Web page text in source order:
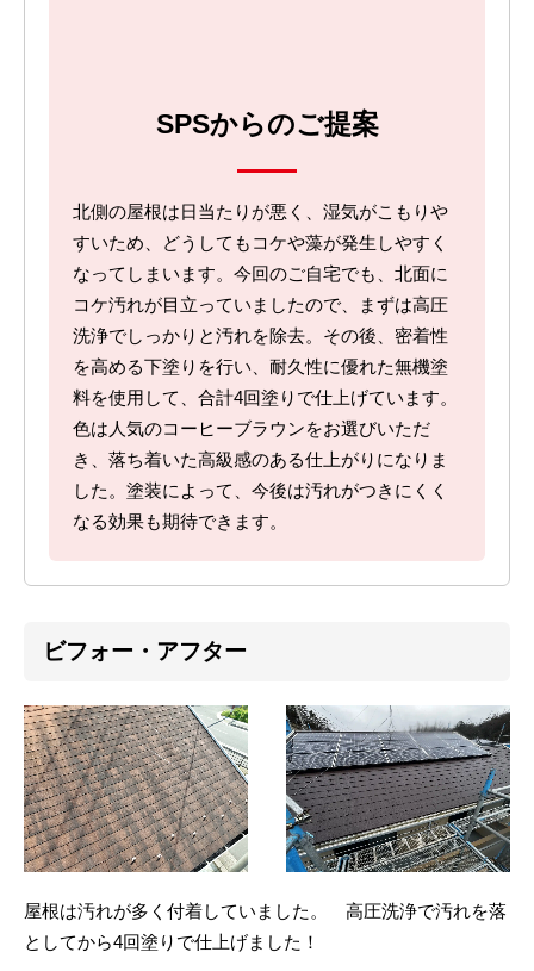
SPSからのご提案
北側の屋根は日当たりが悪く、湿気がこもりや
すいため、どうしてもコケや藻が発生しやすく
なってしまいます。今回のご自宅でも、北面に
コケ汚れが目立っていましたので、まずは高圧
洗浄でしっかりと汚れを除去。その後、密着性
を高める下塗りを行い、耐久性に優れた無機塗
料を使用して、合計4回塗りで仕上げています。
色は人気のコーヒーブラウンをお選びいただ
き、落ち着いた高級感のある仕上がりになりま
した。塗装によって、今後は汚れがつきにくく
なる効果も期待できます。
ビフォー・アフター
屋根は汚れが多く付着していました。 高圧洗浄で汚れを落
としてから4回塗りで仕上げました！